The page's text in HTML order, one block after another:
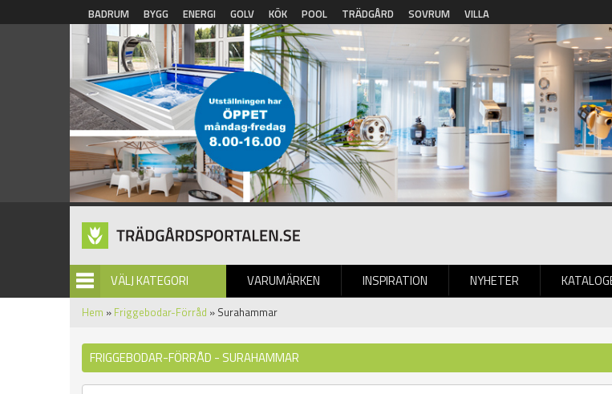
Hoppa till huvudinnehåll
BADRUM BYGG ENERGI GOLV KÖK POOL TRÄDGÅRD SOVRUM VILLA
VÄLJ KATEGORI VARUMÄRKEN INSPIRATION NYHETER
BILDGALLERI
Hem » Friggebodar-Förråd » Surahammar
FRIGGEBODAR-FÖRRÅD - SURAHAMMAR